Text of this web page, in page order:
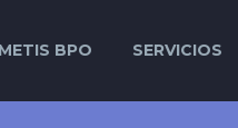
BPO SERVICIOS